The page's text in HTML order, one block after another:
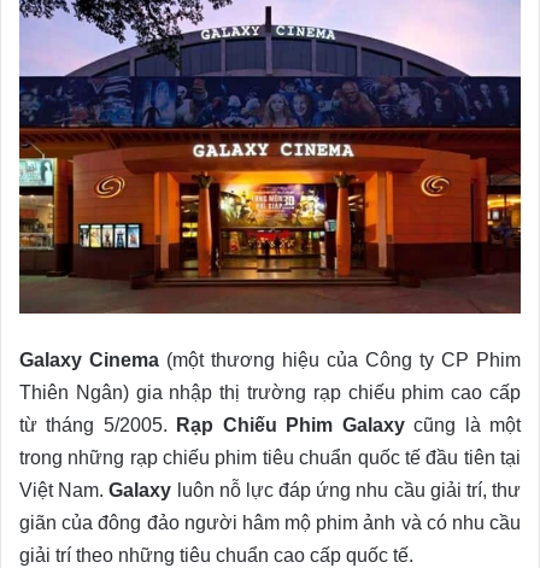
Galaxy Cinema (một thương hiệu của Công ty CP Phim
Thiên Ngân) gia nhập thị trường rạp chiếu phim cao cấp
từ tháng 5/2005.
Rạp Chiếu Phim Galaxycũng là một
trong những rạp chiếu phim tiêu chuẩn quốc tế đầu tiên tại
Việt Nam.Galaxy luôn nỗ lực đáp ứng nhu cầu giải trí, thư
giãn của đông đảo người hâm mộ phim ảnh và có nhu cầu
giải trí theo những tiêu chuẩn cao cấp quốc tế.